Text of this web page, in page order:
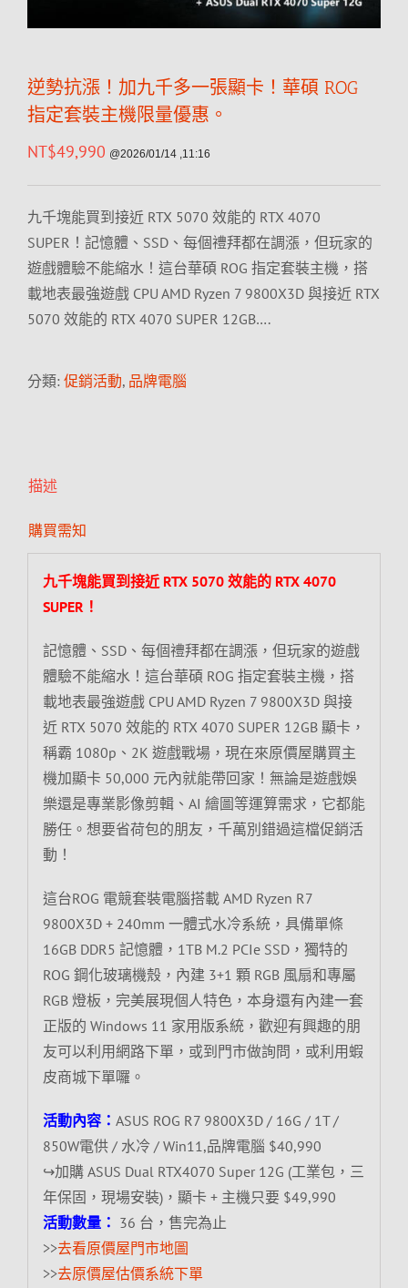
逆勢抗漲！加九千多一張顯卡！華碩 ROG
指定套裝主機限量優惠。
NT$49,990 @2026/01/14 ,11:16
九千塊能買到接近 RTX 5070 效能的 RTX 4070
SUPER！記憶體、SSD、每個禮拜都在調漲，但玩家的
遊戲體驗不能縮水！這台華碩 ROG 指定套裝主機，搭
載地表最強遊戲 CPU AMD Ryzen 7 9800X3D 與接近 RTX
5070 效能的 RTX 4070 SUPER 12GB….
分類: 促銷活動, 品牌電腦
描述
購買需知
九千塊能買到接近 RTX 5070 效能的 RTX 4070
SUPER！
記憶體、SSD、每個禮拜都在調漲，但玩家的遊戲
體驗不能縮水！這台華碩 ROG 指定套裝主機，搭
載地表最強遊戲 CPU AMD Ryzen 7 9800X3D 與接
近 RTX 5070 效能的 RTX 4070 SUPER 12GB 顯卡，
稱霸 1080p、2K 遊戲戰場，現在來原價屋購買主
機加顯卡 50,000 元內就能帶回家！無論是遊戲娛
樂還是專業影像剪輯、AI 繪圖等運算需求，它都能
勝任。想要省荷包的朋友，千萬別錯過這檔促銷活
動！
這台ROG 電競套裝電腦搭載 AMD Ryzen R7
9800X3D + 240mm 一體式水冷系統，具備單條
16GB DDR5 記憶體，1TB M.2 PCIe SSD，獨特的
ROG 鋼化玻璃機殼，內建 3+1 顆 RGB 風扇和專屬
RGB 燈板，完美展現個人特色，本身還有內建一套
正版的 Windows 11 家用版系統，歡迎有興趣的朋
友可以利用網路下單，或到門市做詢問，或利用蝦
皮商城下單囉。
活動內容： ASUS ROG R7 9800X3D / 16G / 1T /
850W電供 / 水冷 / Win11,品牌電腦 $40,990
↪加購 ASUS Dual RTX4070 Super 12G (工業包，三
年保固，現場安裝)，顯卡 + 主機只要 $49,990
活動數量： 36 台，售完為止
>>去看原價屋門市地圖
>>去原價屋估價系統下單